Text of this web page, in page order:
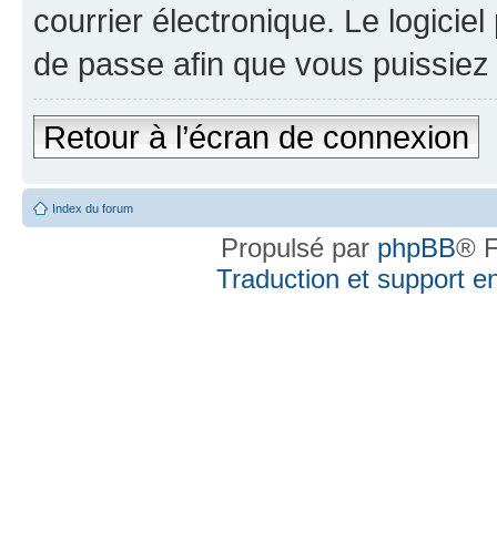
courrier électronique. Le
de passe afin que vous
Retour à l’écran de connexion
Index du forum
Propulsé par phpBB®
Traduction et support